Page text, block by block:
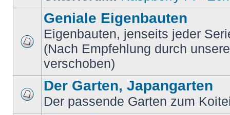
Geniale Eigenbauten
Eigenbauten, jenseits jeder
(Nach Empfehlung durch
verschoben)
Der Garten, Japangarten
Der passende Garten zum